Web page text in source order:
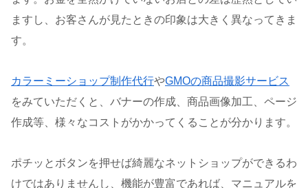
ますし、お客さんが見たときの印象は大きく異なってきま
す。
カラーミーショップ制作代行やGMOの商品撮影サービス
をみていただくと、バナーの作成、商品画像加工、ページ
作成等、様々なコストがかかってくることが分かります。
ポチッとボタンを押せば綺麗なネットショップができるわ
けではありませんし、機能が豊富であれば、マニュアルを